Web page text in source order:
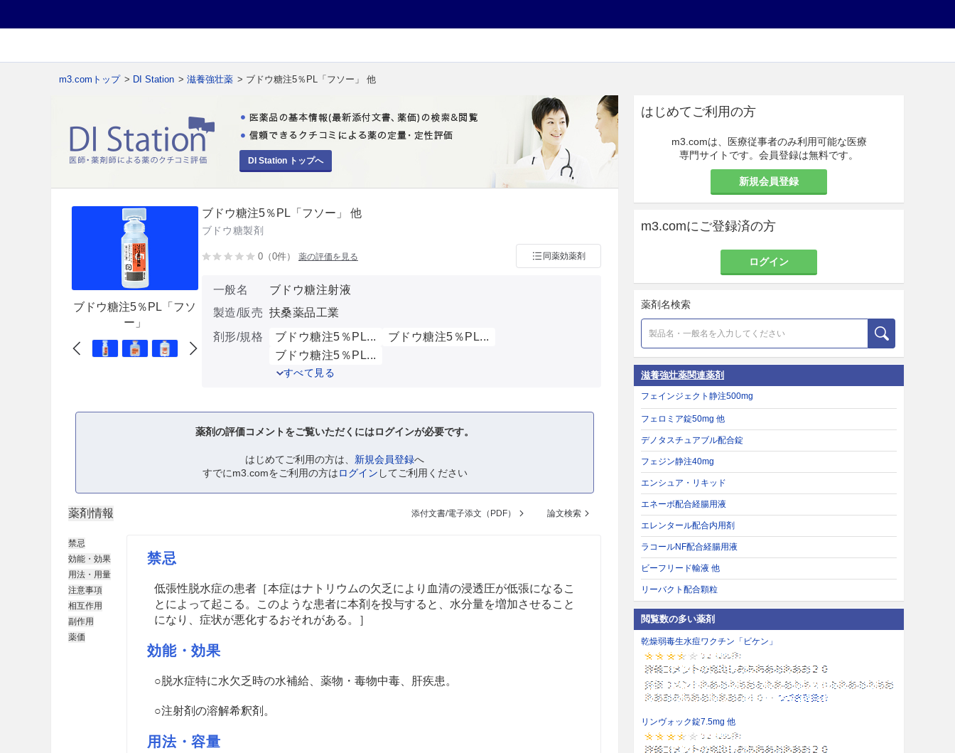
m3.comトップ > DI Station > 滋養強壮薬 > ブドウ糖注5％PL「フソー」 他
DI Station トップへ
ブドウ糖注5％PL「フソ
ー」
ブドウ糖注5％PL「フソー」 他
ブドウ糖製剤
0（0件） 薬の評価を見る 同薬効薬剤
一般名
ブドウ糖注射液
製造/販売 扶桑薬品工業
剤形/規格
ブドウ糖注5％PL...
ブドウ糖注5％PL...
ブドウ糖注5％PL...
すべて見る
薬剤の評価コメントをご覧いただくにはログインが必要です。
はじめてご利用の方は、 新規会員登録へ
すでにm3.comをご利用の方はログイン してご利用ください
薬剤情報 添付文書/電子添文（PDF） 論文検索
禁忌
効能・効果
用法・用量
注意事項
相互作用
副作用
薬価
禁忌
低張性脱水症の患者［本症はナトリウムの欠乏により血清の浸透圧が低張になるこ
とによって起こる。このような患者に本剤を投与すると、水分量を増加させること
になり、症状が悪化するおそれがある。］
効能・効果
○脱水症特に水欠乏時の水補給、薬物・毒物中毒、肝疾患。
○注射剤の溶解希釈剤。
用法・容量
はじめてご利用の方
m3.comは、医療従事者のみ利用可能な医療
専門サイトです。会員登録は無料です。
新規会員登録
m3.comにご登録済の方
ログイン
薬剤名検索
滋養強壮薬関連薬剤
フェインジェクト静注500mg
フェロミア錠50mg 他
デノタスチュアブル配合錠
フェジン静注40mg
エンシュア・リキッド
エネーボ配合経腸用液
エレンタール配合内用剤
ラコールNF配合経腸用液
ビーフリード輸液 他
リーバクト配合顆粒
閲覧数の多い薬剤
乾燥弱毒生水痘ワクチン「ビケン」
リンヴォック錠7.5mg 他